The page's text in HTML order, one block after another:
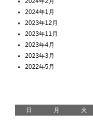
2024年1月
2023年12月
2023年11月
2023年4月
2023年3月
2022年5月
日 月 火